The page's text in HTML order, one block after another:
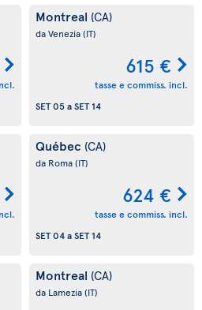
Montreal (CA)
da Venezia(IT)
615 €
tasse e commiss. incl.
SET 05aSET 14
Québec (CA)
da Roma(IT)
624 €
tasse e commiss. incl.
SET 04aSET 14
Montreal (CA)
da Lamezia(IT)